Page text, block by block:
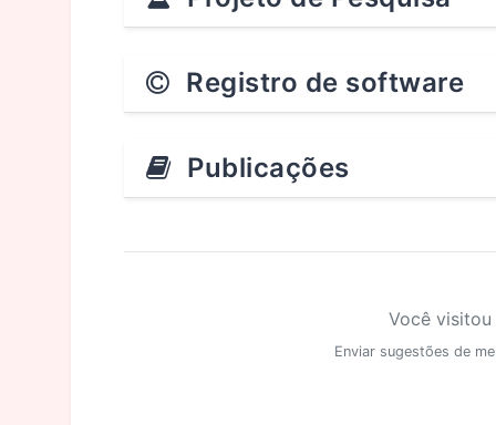
Registro de software
Publicações
Você
Enviar sugestões de